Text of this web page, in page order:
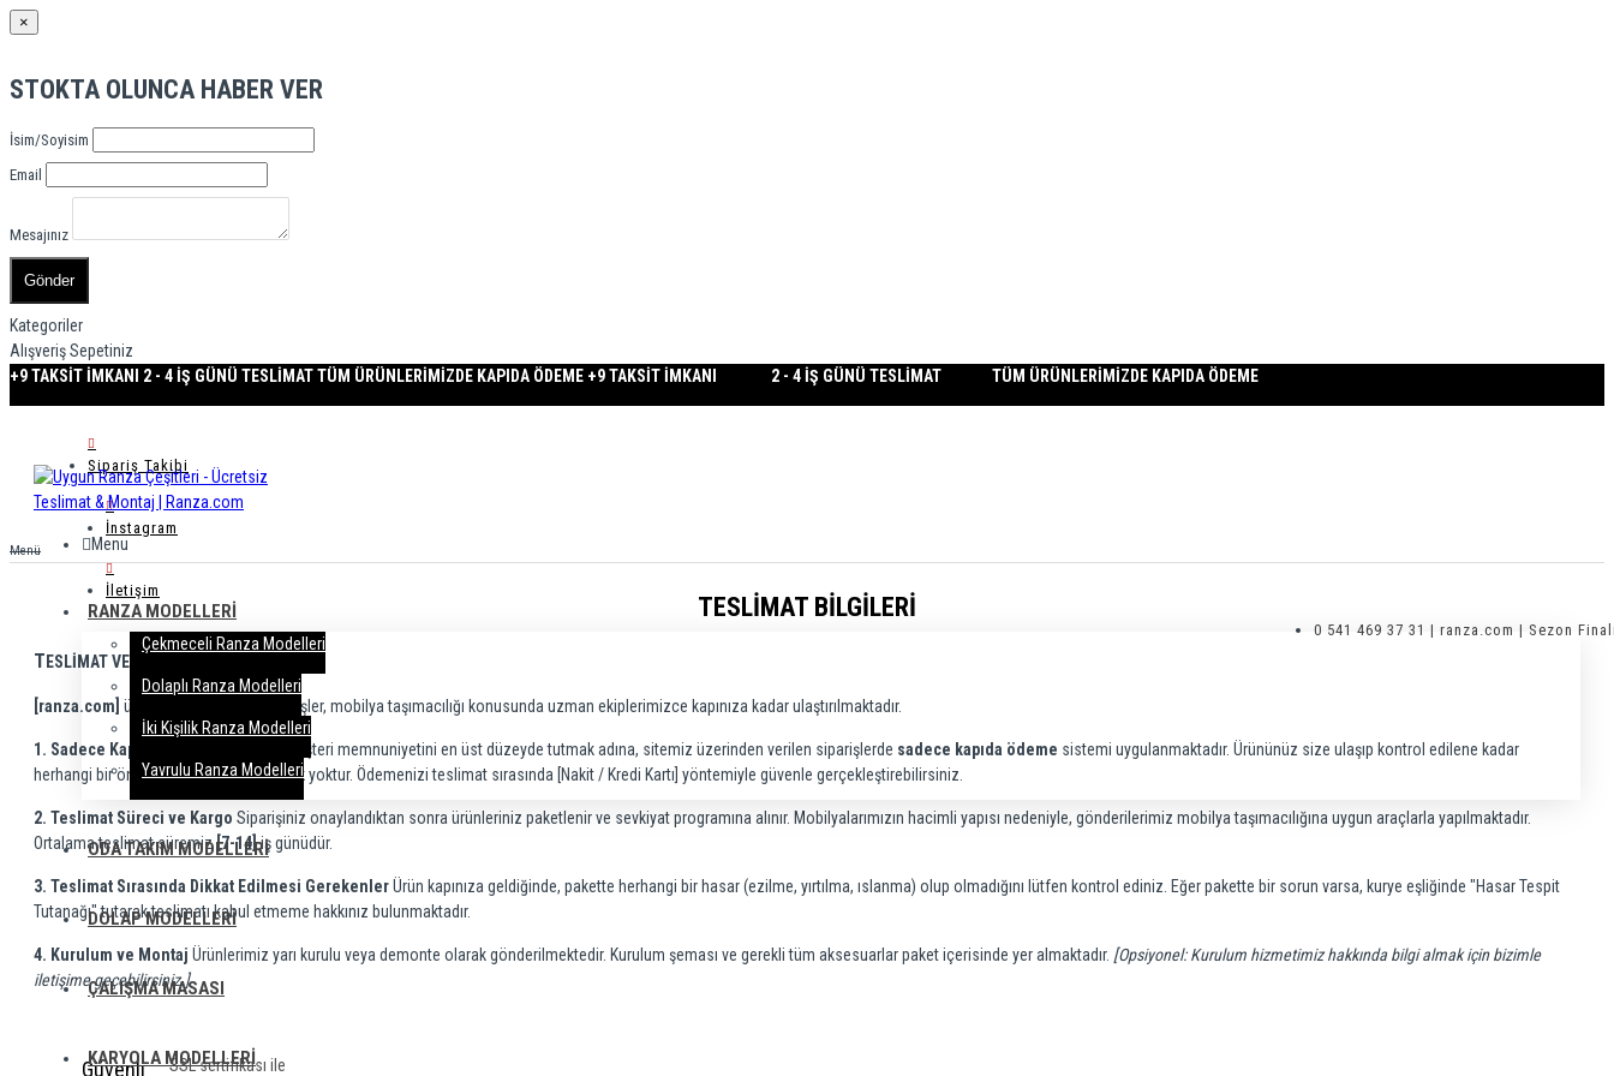
×
STOKTA OLUNCA HABER VER
İsim/Soyisim
Email
Mesajınız
Gönder
Kategoriler
Alışveriş Sepetiniz
+9 TAKSİT İMKANI
2 - 4 İŞ GÜNÜ TESLİMATTÜM ÜRÜNLERİMİZDE KAPIDA ÖDEME +9 TAKSİT İMKANI 2 - 4 İŞ GÜNÜ TESLİMAT TÜM ÜRÜNLERİMİZDE KAPIDA ÖDEME
Sipariş Takibi
İnstagram
İletişim
0 541 469 37 31 | ranza.com | Sezon
Menu
RANZA MODELLERI
Çekmeceli Ranza Modelleri
Dolaplı Ranza Modelleri
İki Kişilik Ranza Modelleri
Yavrulu Ranza Modelleri
ODA TAKIM MODELLERI
DOLAP MODELLERI
ÇALIŞMA MASASI
KARYOLA MODELLERI
Menü
TESLIMAT BILGILERI
T ESLİMAT VE ÖDEME BİLGİLERİ
[ranza.com] üzerinden verdiğiniz siparişler, mobilya taşımacılığı konusunda uzman ekiplerimizce kapınıza kadar ulaştırılmaktadır.
1. Sadece Kapıda Ödeme Kolaylığı Müşteri memnuniyetini en üst düzeyde tutmak adına, sitemiz üzerinden verilen siparişlerde sadece kapıda ödeme sistemi uygulanmaktadır. Ürününüz size ulaşıp kontrol edilene kadar
herhangi bir ön ödeme yapmanıza gerek yoktur. Ödemenizi teslimat sırasında [Nakit / Kredi Kartı] yöntemiyle güvenle gerçekleştirebilirsiniz.
2. Teslimat Süreci ve Kargo Siparişiniz onaylandıktan sonra ürünleriniz paketlenir ve sevkiyat programına alınır. Mobilyalarımızın hacimli yapısı nedeniyle, gönderilerimiz mobilya taşımacılığına uygun araçlarla yapılmaktadır.
Ortalama teslimat süremiz[7-14]iş günüdür.
3. Teslimat Sırasında Dikkat Edilmesi GerekenlerÜrün kapınıza geldiğinde, pakette herhangi bir hasar (ezilme, yırtılma, ıslanma) olup olmadığını lütfen kontrol ediniz. Eğer pakette bir sorun varsa, kurye eşliğinde "Hasar Tespit
Tutanağı" tutarak teslimatı kabul etmeme hakkınız bulunmaktadır.
4. Kurulum ve Montaj Ürünlerimiz yarı kurulu veya demonte olarak gönderilmektedir. Kurulum şeması ve gerekli tüm aksesuarlar paket içerisinde yer almaktadır. [Opsiyonel: Kurulum hizmetimiz hakkında bilgi almak için bizimle
iletişime geçebilirsiniz.]
Güvenli
SSL sertifikası ile